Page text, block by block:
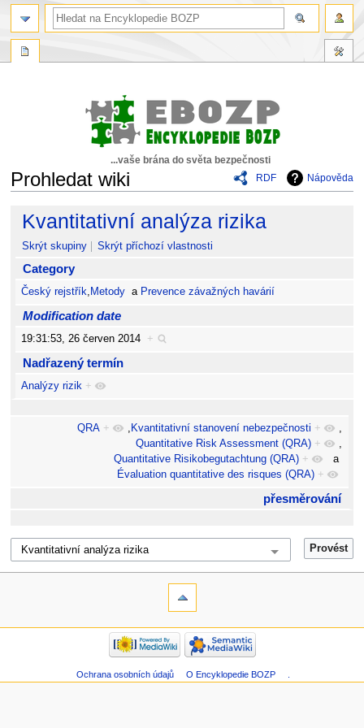
...vaše brána do světa bezpečnosti
RDF
Nápověda
Prohledat wiki
Skočit
navigaci
Skočit
vyhledávání
Kvantitativní analýza rizika
Skrýt skupiny Skrýt příchozí vlastnosti
Category
Český rejstřík, Metody a Prevence závažných havárií
Modification date
19:31:53, 26 červen 2014 +
Nadřazený termín
Analýzy rizik +
QRA + , Kvantitativní stanovení nebezpečnosti +
,
Quantitative Risk Assessment (QRA) +
,
Quantitative Risikobegutachtung (QRA) +
a
Évaluation quantitative des risques (QRA) +
přesměrování
Ochrana osobních údajů O Encyklopedie BOZP